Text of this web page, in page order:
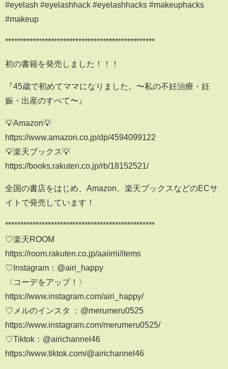
#eyelash #eyelashhack #eyelashhacks #makeuphacks
#makeup
*************************************************
初の書籍を発売しました！！！
『45歳で初めてママになりました。〜私の不妊治療・妊
娠・出産のすべて〜』
💡Amazon💡
https://www.amazon.co.jp/dp/4594099122
💡楽天ブックス💡
https://books.rakuten.co.jp/rb/18152521/
全国の書店をはじめ、Amazon、楽天ブックスなどのECサ
イトで発売しています！
*************************************************
♡楽天ROOM
https://room.rakuten.co.jp/aaiirrii/items
♡Instagram：@airi_happy
〈コーデをアップ！〉
https://www.instagram.com/airi_happy/
♡メルのインスタ ：@merumeru0525
https://www.instagram.com/merumeru0525/
♡Tiktok：@airichannel46
https://www.tiktok.com/@airichannel46